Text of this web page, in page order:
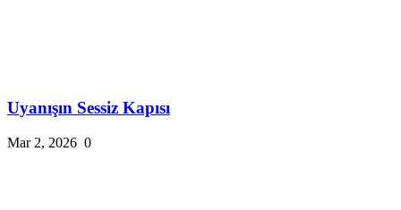
Uyanışın Sessiz Kapısı
Mar 2, 2026 0